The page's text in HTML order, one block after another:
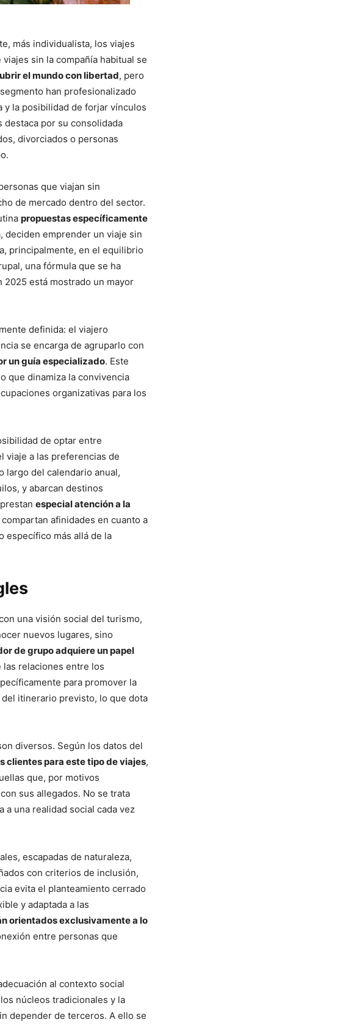
más individualista, los viajes
sin la compañía habitual se
el mundo con libertad, pero
han profesionalizado
y la posibilidad de forjar vínculos
destaca por su consolidada
divorciados o personas
que viajan sin
de mercado dentro del sector.
propuestas específicamente
deciden emprender un viaje sin
principalmente, en el equilibrio
una fórmula que se ha
2025 está mostrado un mayor
definida: el viajero
se encarga de agruparlo con
un guía especializado. Este
que dinamiza la convivencia
organizativas para los
de optar entre
viaje a las preferencias de
largo del calendario anual,
y abarcan destinos
especial atención a la
afinidades en cuanto a
específico más allá de la
una visión social del turismo,
nuevos lugares, sino
de grupo adquiere un papel
las relaciones entre los
para promover la
itinerario previsto, lo que dota
diversos. Según los datos del
clientes para este tipo de viajes,
que, por motivos
sus allegados. No se trata
a una realidad social cada vez
escapadas de naturaleza,
con criterios de inclusión,
evita el planteamiento cerrado
y adaptada a las
orientados exclusivamente a lo
entre personas que
al contexto social
núcleos tradicionales y la
depender de terceros. A ello se